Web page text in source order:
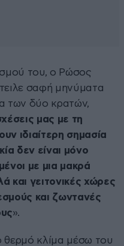
του, ο Ρώσος
σαφή μηνύματα
των δύο κρατών,
μας με τη
ιδιαίτερη σημασία
δεν είναι μόνο
με μια μακρά
και γειτονικές χώρες
και ζωντανές
».
θερμό κλίμα μέσω του